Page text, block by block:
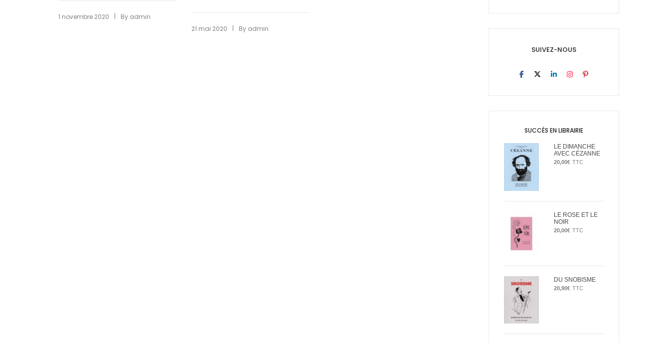
1 novembre 2020 | By admin
21 mai 2020 | By admin
SUIVEZ-NOUS
SUCCÈS EN LIBRAIRIE
LE DIMANCHE
AVEC CÉZANNE
20,00€ TTC
LE ROSE ET LE
NOIR
20,00€ TTC
DU SNOBISME
20,90€ TTC